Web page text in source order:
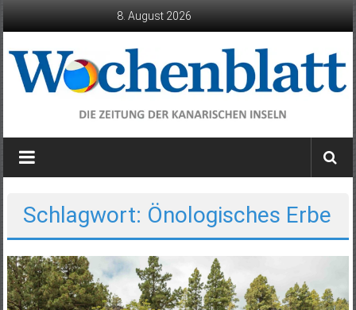
8. August 2026
Wochenblatt
die
Kanarischen
Inseln
Schlagwort: Önologisches Erbe